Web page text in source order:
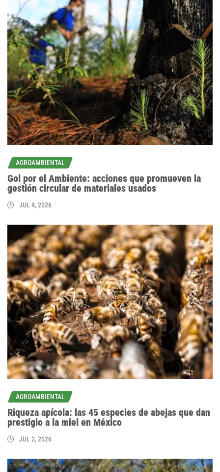
AGROAMBIENTAL
Gol por el Ambiente: acciones que promueven la
gestión circular de materiales usados
JUL 9, 2026
AGROAMBIENTAL
Riqueza apícola: las 45 especies de abejas que dan
prestigio a la miel en México
JUL 2, 2026